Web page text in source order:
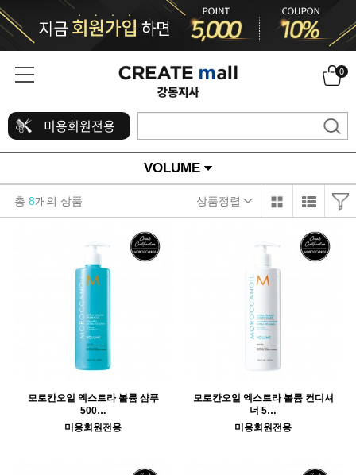
0
미용회원전용
VOLUME
총 8개의 상품 상품정렬
모로칸오일 엑스트라 볼륨 샴푸
500…
미용회원전용
모로칸오일 엑스트라 볼륨 컨디셔
너 5…
미용회원전용